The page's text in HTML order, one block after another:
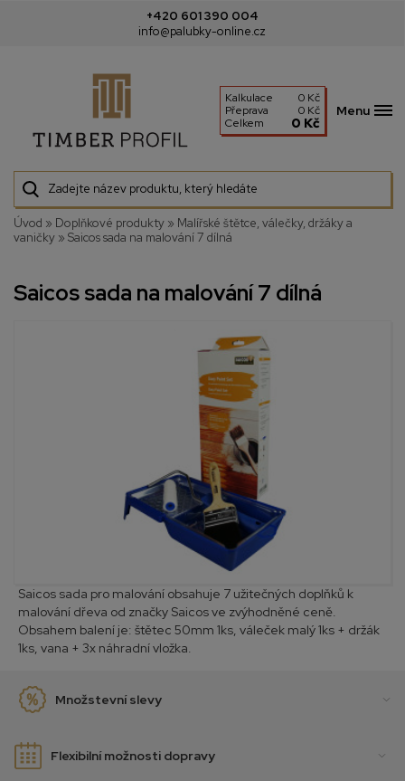
+420 601 390 004
info@palubky-online.cz
Kalkulace
0 Kč
Přeprava
0 Kč
Celkem
0 Kč
Menu
Úvod » Doplňkové produkty » Malířské štětce, válečky, držáky a
vaničky » Saicos sada na malování 7 dílná
Saicos sada na malování 7 dílná
Saicos sada pro malování obsahuje 7 užitečných doplňků k
malování dřeva od značky Saicos ve zvýhodněné ceně.
Obsahem balení je: štětec 50mm 1ks, váleček malý 1ks + držák
1ks, vana + 3x náhradní vložka.
Množstevní slevy
Flexibilní možnosti dopravy